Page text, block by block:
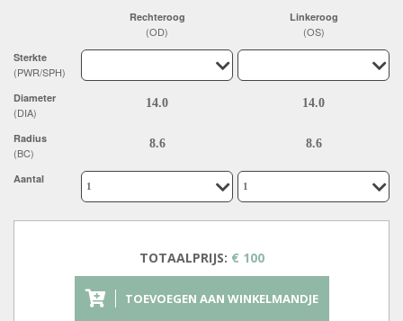
Sterkte
(PWR/SPH)
Diameter
(DIA)
Radius
(BC)
Aantal
Rechteroog
(OD)
Linkeroog
(OS)
TOTAALPRIJS: € 100
TOEVOEGEN AAN WINKELMANDJE